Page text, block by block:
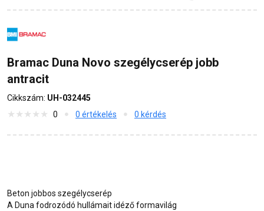
Bramac Duna Novo szegélycserép jobb
antracit
Cikkszám: UH-032445
0
0 értékelés 0 kérdés
Beton jobbos szegélycserép
A Duna fodrozódó hullámait idéző formavilág